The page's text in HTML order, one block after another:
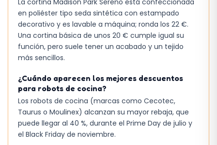
La cortina Madison Park Sereno está confeccionada
en poliéster tipo seda sintética con estampado
decorativo y es lavable a máquina; ronda los 22 €.
Una cortina básica de unos 20 € cumple igual su
función, pero suele tener un acabado y un tejido
más sencillos.
¿Cuándo aparecen los mejores descuentos
para robots de cocina?
Los robots de cocina (marcas como Cecotec,
Taurus o Moulinex) alcanzan su mayor rebaja, que
puede llegar al 40 %, durante el Prime Day de julio y
el Black Friday de noviembre.